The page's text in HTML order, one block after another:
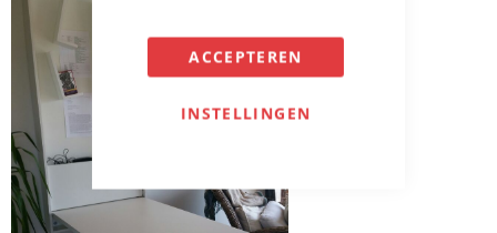
ACCEPTEREN
INSTELLINGEN